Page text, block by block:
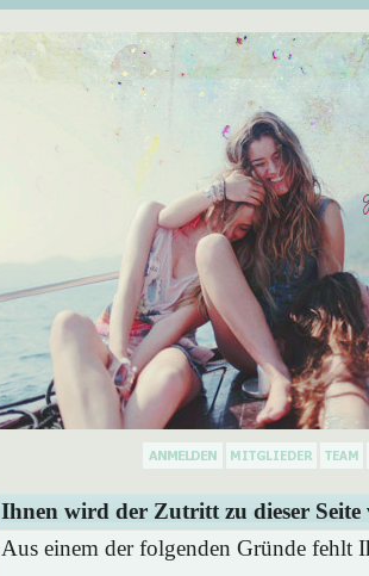
Ihnen wird der Zutritt zu dieser Seite
Aus einem der folgenden Gründe fehlt